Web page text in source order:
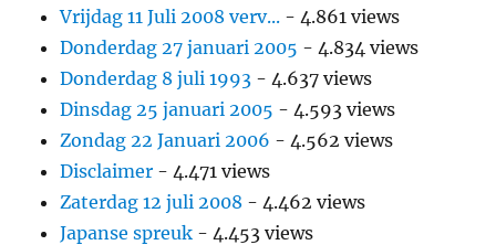
Vrijdag 11 Juli 2008 verv... - 4.861 views
Donderdag 27 januari 2005 - 4.834 views
Donderdag 8 juli 1993 - 4.637 views
Dinsdag 25 januari 2005 - 4.593 views
Zondag 22 Januari 2006 - 4.562 views
Disclaimer - 4.471 views
Zaterdag 12 juli 2008 - 4.462 views
Japanse spreuk - 4.453 views